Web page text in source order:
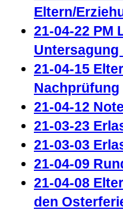
Eltern/
21-04-22 PM
21-04-15
Nachprüfung
21-04-12
21-03-23
21-03-03
21-04-09
21-04-08
den